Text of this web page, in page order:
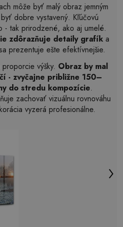
môže byť malý obraz jemným
dobre vystavený. Kľúčovú
- tak prirodzené, ako aj umelé.
zdôrazňuje detaily grafík a
prezentuje ešte efektívnejšie.
výšky. Obraz by mal
- zvyčajne približne 150–
do stredu kompozície.
zachovať vizuálnu rovnováhu
vyzerá profesionálne.